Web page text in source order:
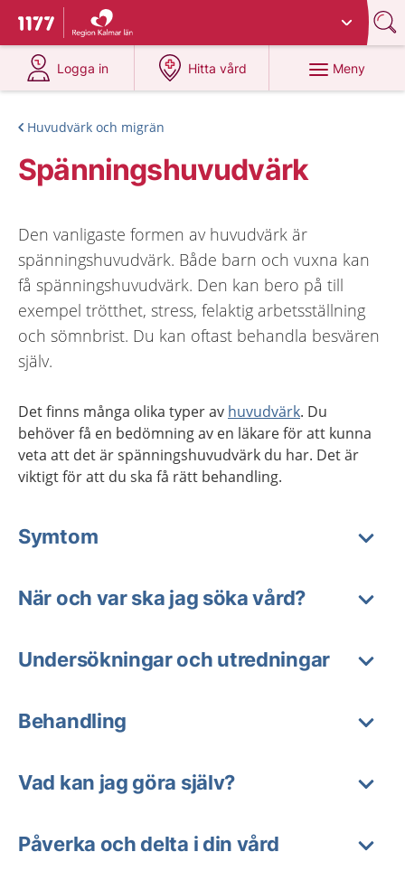
Till startsidan för 1177
Du har valt region
Logga in
på 1177.se
Hitta vård
på 1177.se
Meny
Huvudvärk och migrän
Spänningshuvudvärk
Den vanligaste formen av huvudvärk är
spänningshuvudvärk. Både barn och vuxna kan
få spänningshuvudvärk. Den kan bero på till
exempel trötthet, stress, felaktig arbetsställning
och sömnbrist. Du kan oftast behandla besvären
själv.
Det finns många olika typer av huvudvärk. Du
behöver få en bedömning av en läkare för att kunna
veta att det är spänningshuvudvärk du har. Det är
viktigt för att du ska få rätt behandling.
Symtom
När och var ska jag söka vård?
Undersökningar och utredningar
Behandling
Vad kan jag göra själv?
Påverka och delta i din vård